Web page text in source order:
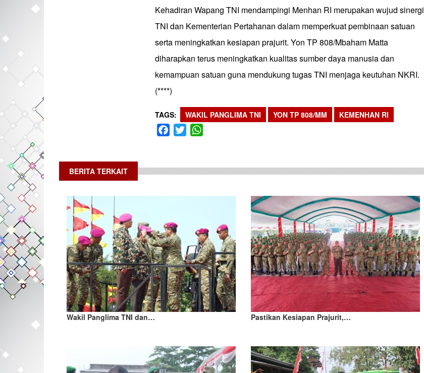
Kehadiran Wapang TNI mendampingi Menhan RI merupakan wujud sinergi
TNI dan Kementerian Pertahanan dalam memperkuat pembinaan satuan
serta meningkatkan kesiapan prajurit. Yon TP 808/Mbaham Matta
diharapkan terus meningkatkan kualitas sumber daya manusia dan
kemampuan satuan guna mendukung tugas TNI menjaga keutuhan NKRI.
(****)
TAGS WAKIL PANGLIMA TNI YON TP 808/MM KEMENHAN RI
Facebook
Twitter
BERITA TERKAIT
Wakil Panglima TNI dan… Pastikan Kesiapan Prajurit,…